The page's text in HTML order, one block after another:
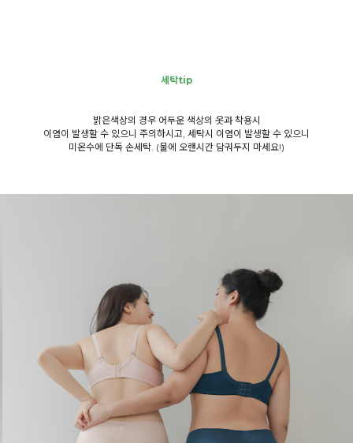
English
日本語
繁體中文
세탁tip
밝은색상의 경우 어두운 색상의 옷과 착용시
이염이 발생할 수 있으니 주의하시고, 세탁시 이염이 발생할 수 있으니
미온수에 단독 손세탁. (물에 오랜시간 담궈두지 마세요!)